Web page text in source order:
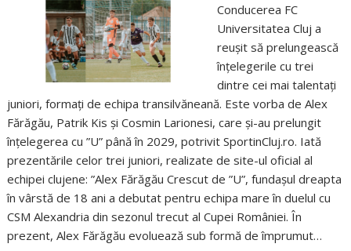
Conducerea FC
Universitatea Cluj a
reușit să prelungească
înțelegerile cu trei
dintre cei mai talentați
juniori, formați de echipa transilvăneană. Este vorba de Alex
Fărăgău, Patrik Kis și Cosmin Larionesi, care și-au prelungit
înțelegerea cu ”U” până în 2029, potrivit SportinCluj.ro. Iată
prezentările celor trei juniori, realizate de site-ul oficial al
echipei clujene: ”Alex Fărăgău Crescut de ”U”, fundașul dreapta
în vârstă de 18 ani a debutat pentru echipa mare în duelul cu
CSM Alexandria din sezonul trecut al Cupei României. În
prezent, Alex Fărăgău evoluează sub formă de împrumut…